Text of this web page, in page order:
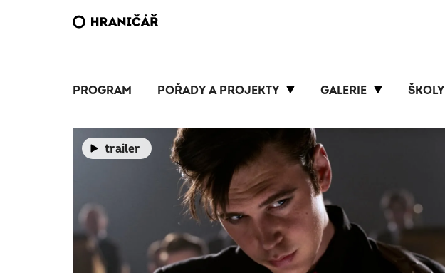
PROGRAM POŘADY A PROJEKTY GALERIE ŠKOLY
trailer